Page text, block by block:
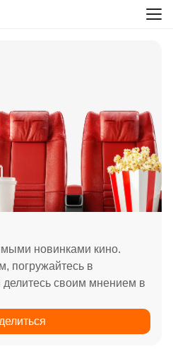
новинками кино.
погружайтесь в
своим мнением в